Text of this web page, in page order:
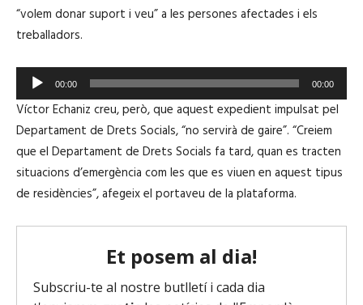
“volem donar suport i veu” a les persones afectades i els
treballadors.
e
p
r
o
d
u
c
00:00 00:00
Víctor Echaniz creu, però, que aquest expedient impulsat pel
Departament de Drets Socials, “no servirà de gaire”. “Creiem
que el Departament de Drets Socials fa tard, quan es tracten
situacions d’emergència com les que es viuen en aquest tipus
de residències”, afegeix el portaveu de la plataforma.